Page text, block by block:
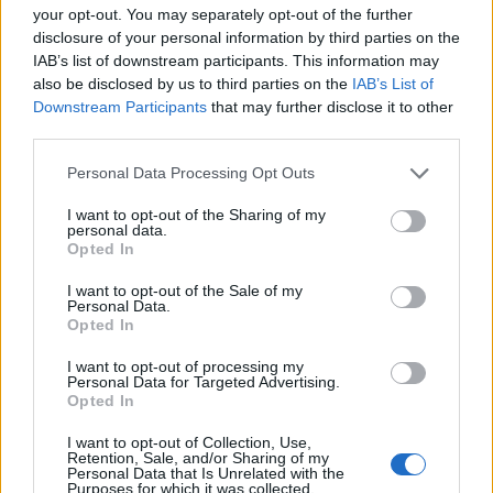
your opt-out. You may separately opt-out of the further
disclosure of your personal information by third parties on the
IAB’s list of downstream participants. This information may
also be disclosed by us to third parties on the IAB’s List of
Downstream Participants that may further disclose it to other
Personal Data Processing Opt Outs
I want to opt-out of the Sharing of my
personal data.
Opted In
I want to opt-out of the Sale of my
Personal Data.
Opted In
I want to opt-out of processing my
Personal Data for Targeted Advertising.
Opted In
I want to opt-out of Collection, Use,
Retention, Sale, and/or Sharing of my
Personal Data that Is Unrelated with the
Purposes for which it was collected.
Fosfori (P)
40,5 mg
7 %
Jodi (I)
1,0 µg
1 %
Kalsium (Ca)
35,5 mg
4 %
Kupari (Cu)
0,0 mg
4 %
Magnesium (Mg)
Natrium (Na)
16,2 mg
Rauta (Fe)
Seleeni (Se)
5,1 µg
10 %